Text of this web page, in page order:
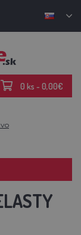
0 ks - 0,00€